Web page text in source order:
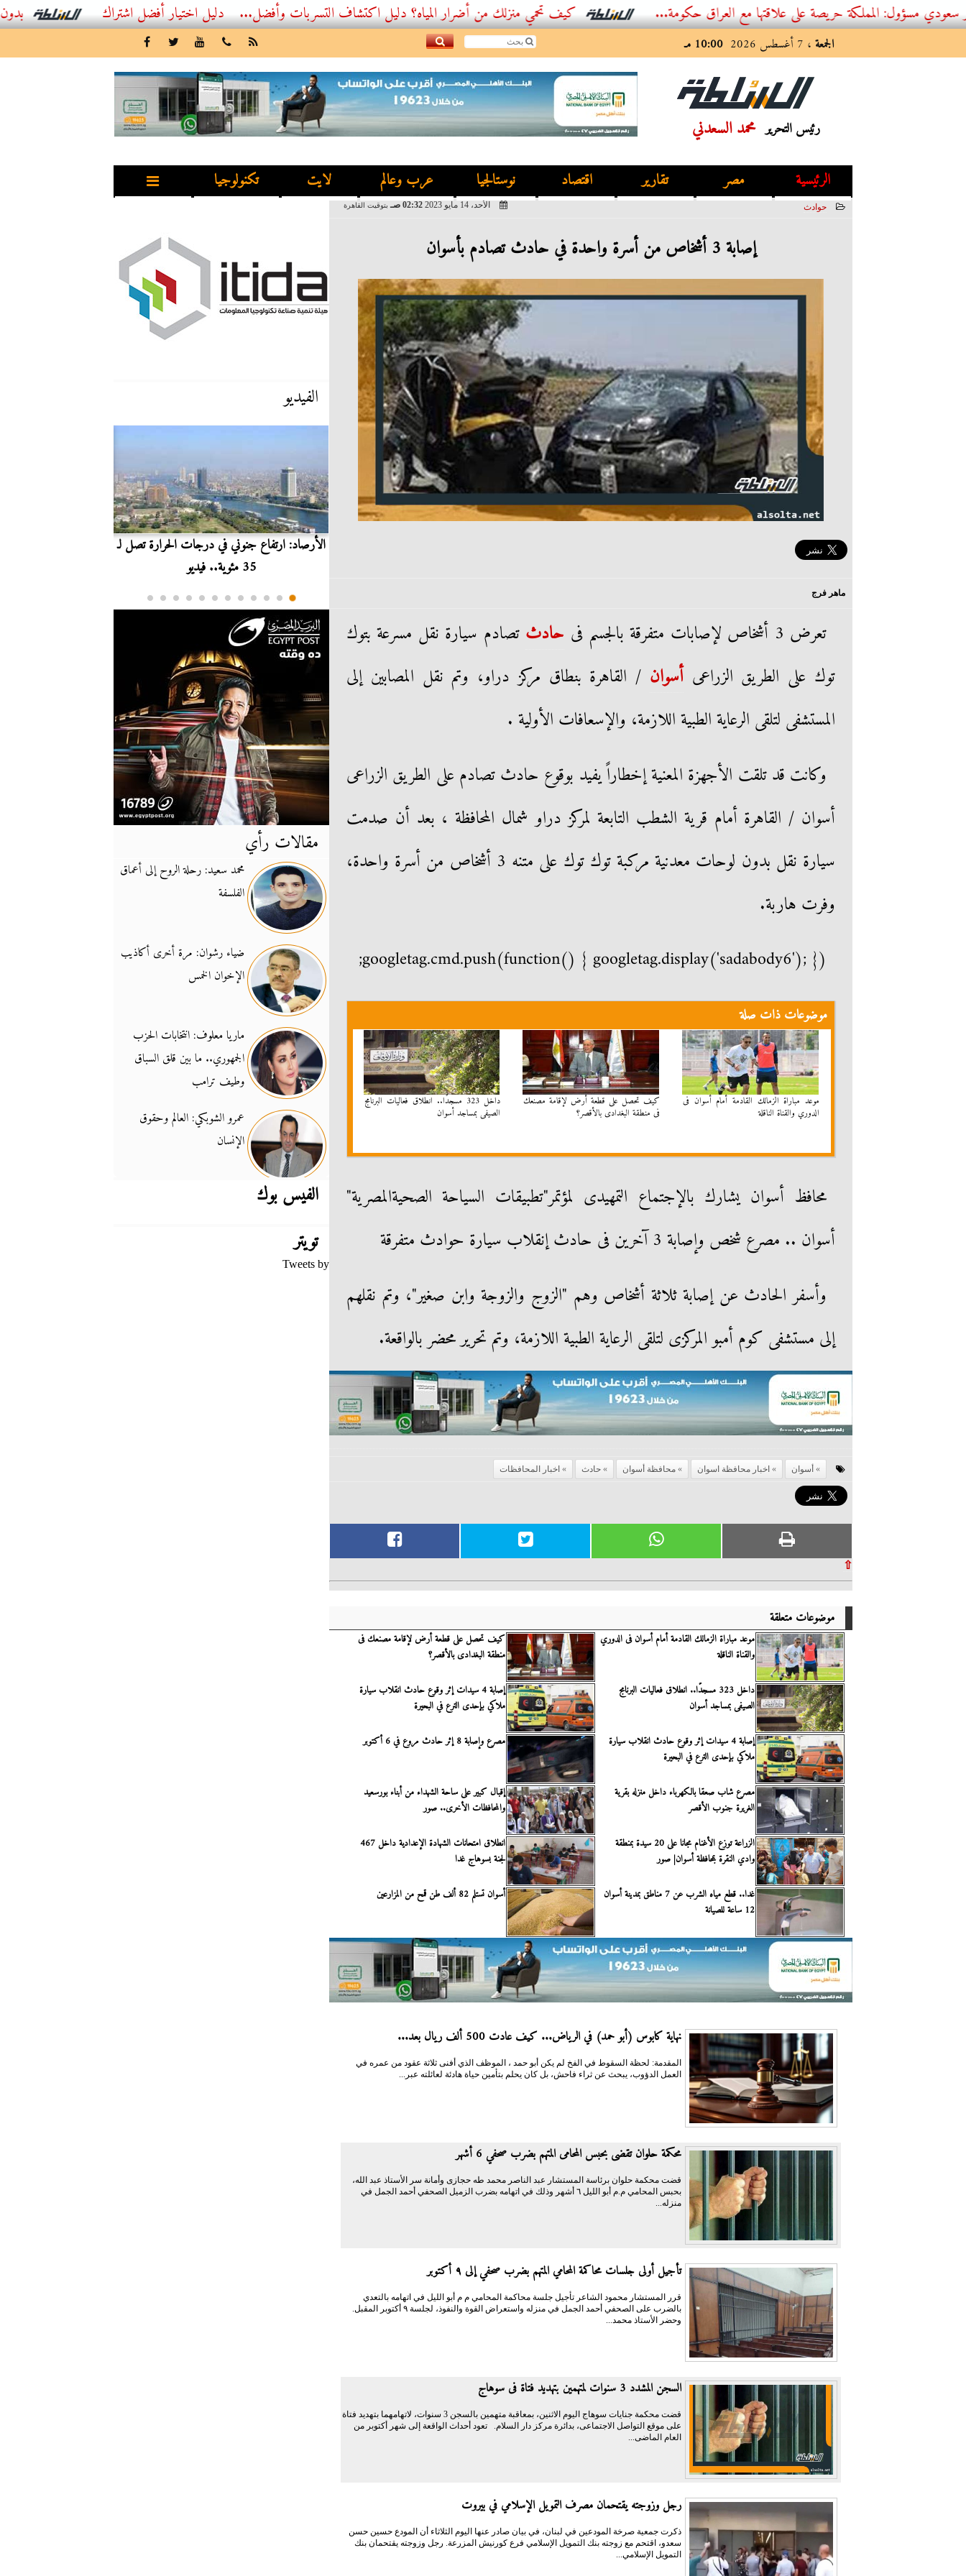
أفضل اشتراك IPTV بدون تقطيع 2026 – دليل المشاهد العصري المملكة حريصة على علاقتها مع العراق حكومة... كيف تحمي منزلك من أضرار المياه؟ دليل اكتشاف التسربات وأفضل...
الجمعة ، 7 أغسطس 2026 10:00 مـ
رئيس التحرير محمد السعدني
الرئيسية مصر تقارير اقتصاد نوستالجيا عرب وعالم لايت تكنولوجيا
حوادث الأحد، 14 مايو 2023 02:32 صـ بتوقيت القاهرة
إصابة 3 أشخاص من أسرة واحدة في حادث تصادم بأسوان
ماهر فرج
تعرض 3 أشخاص لإصابات متفرقة بالجسم فى حادث تصادم سيارة نقل مسرعة بتوك
توك على الطريق الزراعىأسوان / القاهرة بنطاق مركز دراو، وتم نقل المصابين إلى
المستشفى لتلقى الرعاية الطبية اللازمة، والإسعافات الأولية .
وكانت قد تلقت الأجهزة المعنية إخطاراً يفيد بوقوع حادث تصادم على الطريق الزراعى
أسوان / القاهرة أمام قرية الشطب التابعة لمركز دراو شمال المحافظة ، بعد أن صدمت
سيارة نقل بدون لوحات معدنية مركبة توك توك على متنه 3 أشخاص من أسرة واحدة،
وفرت هاربة.
googletag.cmd.push(function() { googletag.display('sadabody6'); });
موضوعات ذات صلة
موعد مباراة الزمالك القادمة أمام أسوان فى
الدوري والقناة الناقلة
كيف تحصل على قطعة أرض لإقامة مصنعك
فى منطقة البغدادى بالأقصر؟
داخل 323 مسجدًا.. انطلاق فعاليات البرنامج
الصيفى بمساجد أسوان
محافظ أسوان يشارك بالإجتماع التمهيدى لمؤتمر"تطبيقات السياحة الصحيةالمصرية"
أسوان .. مصرع شخص وإصابة 3 آخرين فى حادث إنقلاب سيارة
حوادث متفرقة
وأسفر الحادث عن إصابة ثلاثة أشخاص وهم "الزوج والزوجة وابن صغير"، وتم نقلهم
إلى مستشفى كوم أمبو المركزى لتلقى الرعاية الطبية اللازمة، وتم تحرير محضر بالواقعة.
أسوان اخبار محافظة اسوان محافظة أسوان حادث اخبار المحافظات
⇧
موضوعات متعلقة
موعد مباراة الزمالك القادمة أمام أسوان فى الدوري
والقناة الناقلة
كيف تحصل على قطعة أرض لإقامة مصنعك فى
منطقة البغدادى بالأقصر؟
داخل 323 مسجدًا.. انطلاق فعاليات البرنامج
الصيفى بمساجد أسوان
إصابة 4 سيدات إثر وقوع حادث انقلاب سيارة
ملاكي بإحدى الترع في البحيرة
إصابة 4 سيدات إثر وقوع حادث انقلاب سيارة
ملاكي بإحدى الترع في البحيرة
مصرع وإصابة 8 إثر حادث مروع في 6 أكتوبر
مصرع شاب صعقا بالكهرباء داخل منزله بقرية
الغريرة جنوب الأقصر
إقبال كبير على ساحة الشهداء من أبناء بورسعيد
والمحافظات الأخرى.. صور
الزراعة توزع الأغنام مجانا على 20 سيدة بمنطقة
وادي النقرة بمحافظة أسوان| صور
انطلاق امتحانات الشهادة الإعدادية داخل 467
لجنة بسوهاج غدا
غدا.. قطع مياه الشرب عن 7 مناطق بمدينة أسوان
12 ساعة للصيانة
أسوان تستلم 82 ألف طن قمح من المزارعين
نهاية كابوس (أبو حمد) في الرياض... كيف عادت 500 ألف ريال بعد...
المقدمة: لحظة السقوط في الفخ لم يكن أبو حمد ، الموظف الذي أفنى ثلاثة عقود من عمره في
العمل الدؤوب، يبحث عن ثراء فاحش، بل كان يحلم بتأمين حياة هادئة لعائلته عبر...
محكمة حلوان تقضى بحبس المحامى المتهم بضرب صحفي 6 أشهر
قضت محكمة حلوان برئاسة المستشار عبد الناصر محمد طه حجازى وأمانة سر الأستاذ عبد الله،
بحبس المحامي م.م أبو الليل ٦ أشهر وذلك في اتهامه بضرب الزميل الصحفي أحمد الجمل في
منزله...
تأجيل أولى جلسات محاكمة المحامي المتهم بضرب صحفي إلى ٩ أكتوبر
قرر المستشار محمود الشاعر تأجيل جلسة محاكمة المحامي م م أبو الليل في اتهامه بالتعدي
بالضرب على الصحفي أحمد الجمل في منزله واستعراض القوة والنفوذ، لجلسة ٩ أكتوبر المقبل.
وحضر الأستاذ محمد...
السجن المشدد 3 سنوات لمتهمين بتهديد فتاة فى سوهاج
قضت محكمة جنايات سوهاج اليوم الاثنين، بمعاقبة متهمين بالسجن 3 سنوات، لاتهامهما بتهديد فتاة
على موقع التواصل الاجتماعى، بدائرة مركز دار السلام. تعود أحداث الواقعة إلى شهر أكتوبر من
العام الماضى...
رجل وزوجته يقتحمان مصرف التمويل الإسلامي في بيروت
ذكرت جمعية صرخة المودعين في لبنان، في بيان صادر عنها اليوم الثلاثاء أن المودع حسين حسن
سعدو، اقتحم مع زوجته بنك التمويل الإسلامي فرع كورنيش المزرعة. رجل وزوجته يقتحمان بنك
التمويل الإسلامي...
الفيديو
الأرصاد: ارتفاع جنوني في درجات الحرارة تصل لـ
35 مئوية.. فيديو
مقالات رأي
محمد سعيد: رحلة الروح إلى أعماق
الفلسفة
ضياء رشوان: مرة أخرى أكاذيب
الإخوان الخمس
ماريا معلوف: انتخابات الحزب
الجمهوري.. ما بين قلق السباق
وطيف ترامب
عمرو الشوبكي: العالم وحقوق
الإنسان
الفيس بوك
تويتر
Tweets by